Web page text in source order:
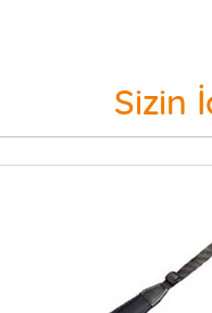
Sizin